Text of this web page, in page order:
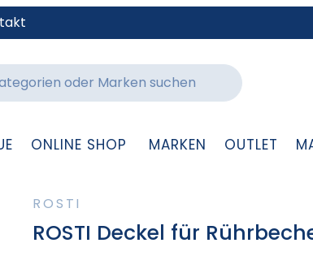
ONLINE SHOP MARKEN OUTLET
ROSTI
ROSTI Deckel für